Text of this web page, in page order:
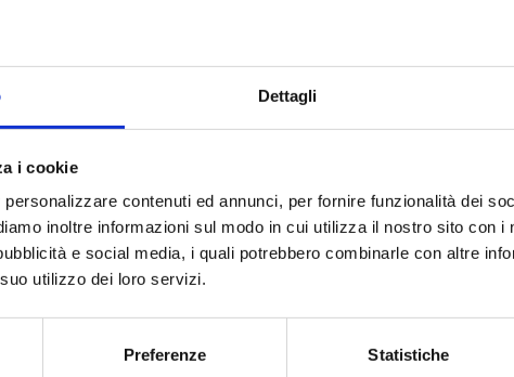
Dettagli
i cookie
contenuti ed annunci, per fornire funzionalità dei
inoltre informazioni sul modo in cui utilizza il nostro sito con i
e social media, i quali potrebbero combinarle con altre
utilizzo dei loro servizi.
Preferenze Statistiche